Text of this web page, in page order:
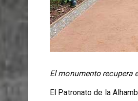
El monumento recupera
El Patronato de la